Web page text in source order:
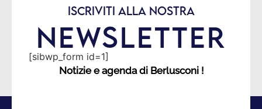
ISCRIVITI ALLA NOSTRA
NEWSLETTER
[sibwp_form id=1]
Notizie e agenda di Berlusconi !